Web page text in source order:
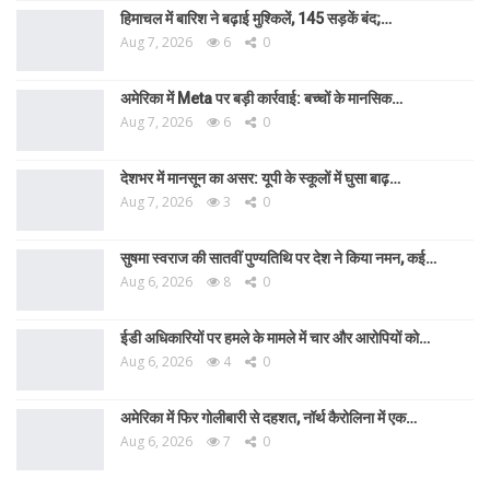
हिमाचल में बारिश ने बढ़ाई मुश्किलें, 145 सड़कें बंद;…
Aug 7, 2026 6 0
अमेरिका में Meta पर बड़ी कार्रवाई: बच्चों के मानसिक…
Aug 7, 2026 6 0
देशभर में मानसून का असर: यूपी के स्कूलों में घुसा बाढ़…
Aug 7, 2026 3 0
सुषमा स्वराज की सातवीं पुण्यतिथि पर देश ने किया नमन, कई…
Aug 6, 2026 8 0
ईडी अधिकारियों पर हमले के मामले में चार और आरोपियों को…
Aug 6, 2026 4 0
अमेरिका में फिर गोलीबारी से दहशत, नॉर्थ कैरोलिना में एक…
Aug 6, 2026 7 0